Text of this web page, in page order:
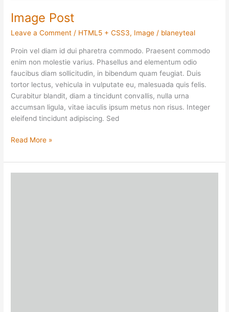
Image Post
Leave a Comment / HTML5 + CSS3, Image / blaneyteal
Proin vel diam id dui pharetra commodo. Praesent commodo
enim non molestie varius. Phasellus and elementum odio
faucibus diam sollicitudin, in bibendum quam feugiat. Duis
tortor lectus, vehicula in vulputate eu, malesuada quis felis.
Curabitur blandit, diam a tincidunt convallis, nulla urna
accumsan ligula, vitae iaculis ipsum metus non risus. Integer
eleifend tincidunt adipiscing. Sed
Read More »